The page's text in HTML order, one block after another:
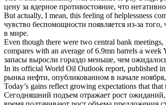
цену за ядерное противостояние, что
But actually, I mean, this feeling of helplessness
чувство беспомощности появляется из-за
в мире.
Even though there were two central bank meetings,
compares with an average of 6.9mn barrels a
запасы выросли гораздо меньше, чем
In its official World Oil Outlook report, published
рынка нефти, опубликованном в начале
Today’s gains reflect growing expectations that that
Сегодняшний подъем отражает рост